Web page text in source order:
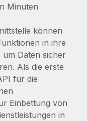
Minuten
können
in ihre
um Daten sicher
Als die erste
für die
Einbettung von
in